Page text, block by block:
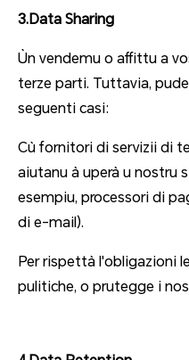
3.Data Sharing
Ùn vendemu o affittu a
terze parti. Tuttavia,
seguenti casi:
Cù fornitori di servizii di
aiutanu à uperà u nostru
esempiu, processori di
di e-mail).
Per rispettà l'obligazioni
pulitiche, o prutegge i